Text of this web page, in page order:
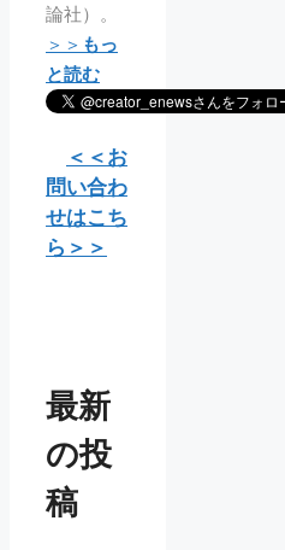
論社）。
＞＞ もっ
と読む
＜＜お
問い合わ
せはこち
ら＞＞
最新
の投
稿